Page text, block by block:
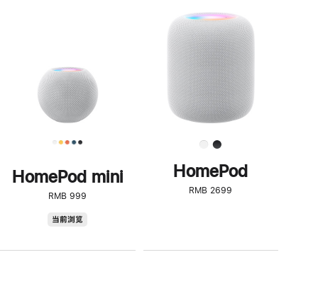
HomePod mini
RMB 999
当前浏览
步
了
解
HomePod<
HomePod
RMB 2699